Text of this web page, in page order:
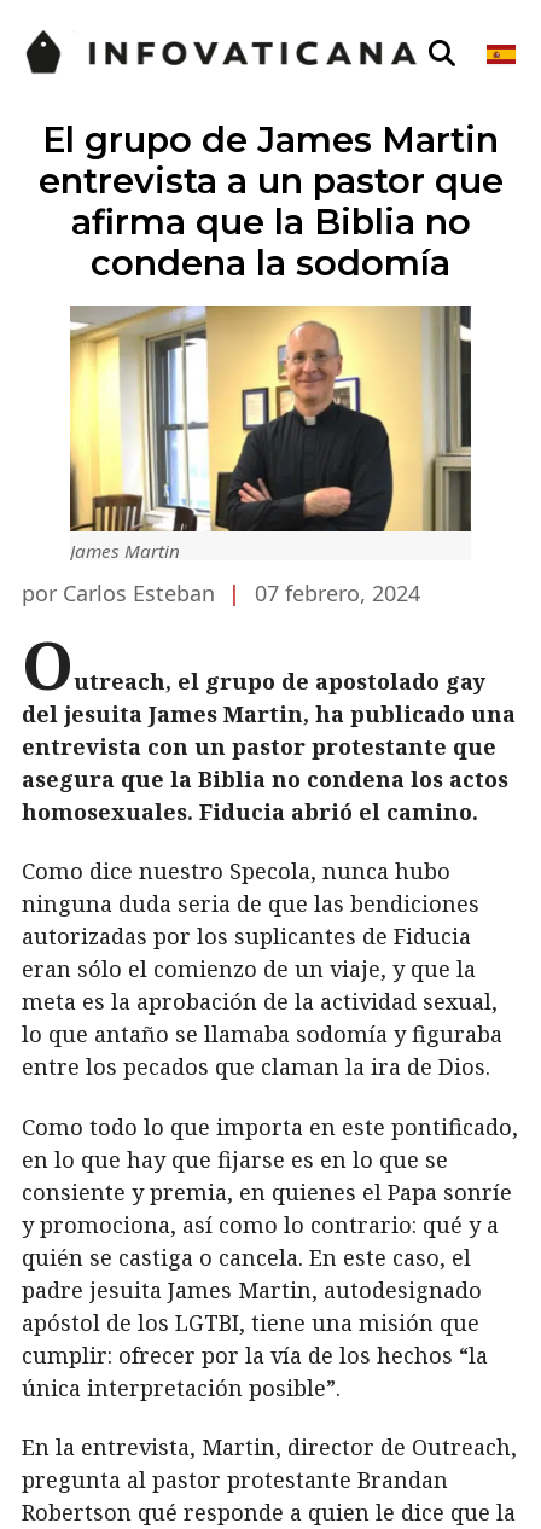
El grupo de James Martin
entrevista a un pastor que
afirma que la Biblia no
condena la sodomía
James Martin
por Carlos Esteban | 07 febrero, 2024
Outreach, el grupo de apostolado gay
del jesuita James Martin, ha publicado una
entrevista con un pastor protestante que
asegura que la Biblia no condena los actos
homosexuales. Fiducia abrió el camino.
Como dice nuestro Specola, nunca hubo
ninguna duda seria de que las bendiciones
autorizadas por los suplicantes de Fiducia
eran sólo el comienzo de un viaje, y que la
meta es la aprobación de la actividad sexual,
lo que antaño se llamaba sodomía y figuraba
entre los pecados que claman la ira de Dios.
Como todo lo que importa en este pontificado,
en lo que hay que fijarse es en lo que se
consiente y premia, en quienes el Papa sonríe
y promociona, así como lo contrario: qué y a
quién se castiga o cancela. En este caso, el
padre jesuita James Martin, autodesignado
apóstol de los LGTBI, tiene una misión que
cumplir: ofrecer por la vía de los hechos “la
única interpretación posible”.
En la entrevista, Martin, director de Outreach,
pregunta al pastor protestante Brandan
Robertson qué responde a quien le dice que la